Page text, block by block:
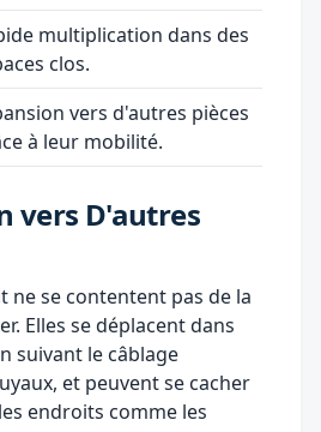
multiplication dans des
clos.
vers d'autres pièces
à leur mobilité.
vers D'autres
ne se contentent pas de la
Elles se déplacent dans
suivant le câblage
et peuvent se cacher
endroits comme les